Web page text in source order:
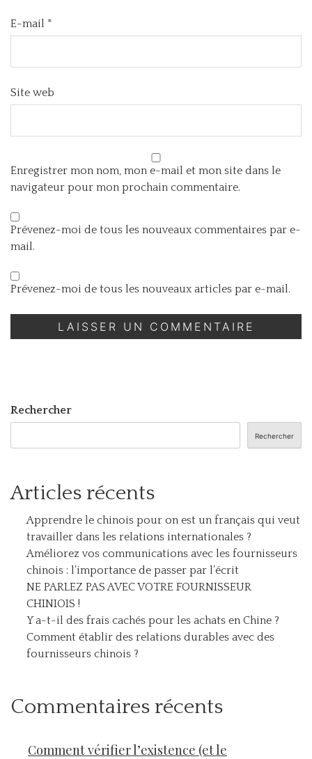
E-mail *
Site web
Enregistrer mon nom, mon e-mail et mon site dans le
navigateur pour mon prochain commentaire.
Prévenez-moi de tous les nouveaux commentaires par e-
mail.
Prévenez-moi de tous les nouveaux articles par e-mail.
Rechercher
Rechercher
Articles récents
Apprendre le chinois pour on est un français qui veut
travailler dans les relations internationales ?
Améliorez vos communications avec les fournisseurs
chinois : l’importance de passer par l’écrit
NE PARLEZ PAS AVEC VOTRE FOURNISSEUR
CHINIOIS !
Y a-t-il des frais cachés pour les achats en Chine ?
Comment établir des relations durables avec des
fournisseurs chinois ?
Commentaires récents
Comment vérifier l’existence (et le